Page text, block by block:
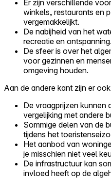
Er zijn verschillende
winkels, restaurants en
vergemakkelijkt.
De nabijheid van het
recreatie en ontspanning.
De sfeer is over het
voor gezinnen en
omgeving houden.
Aan de andere kant zijn er
De vraagprijzen kunnen
vergelijking met andere
Sommige delen van de
tijdens het
Het aanbod van
je misschien niet veel
De infrastructuur kan
invloed heeft op de